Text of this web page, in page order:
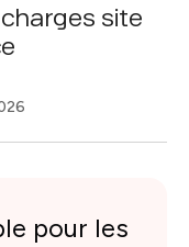
site
pour les